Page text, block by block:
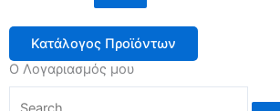
Κατάλογος Προϊόντων
Ο Λογαριασμός μου